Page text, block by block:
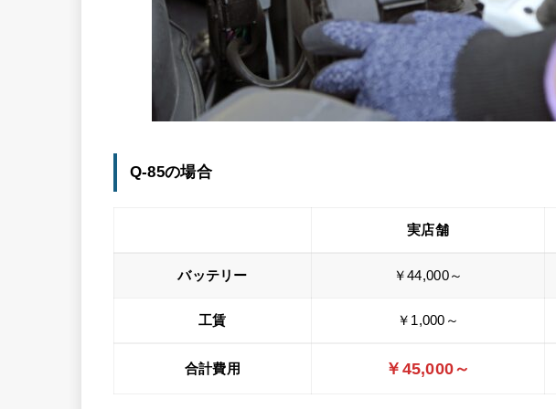
Q-85の場合
実店舗
バッテリー ￥44,000～
工賃 ￥1,000～
合計費用 ￥45,000～